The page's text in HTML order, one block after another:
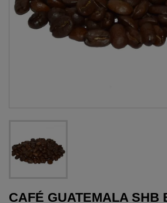
CAFÉ GUATEMALA SHB